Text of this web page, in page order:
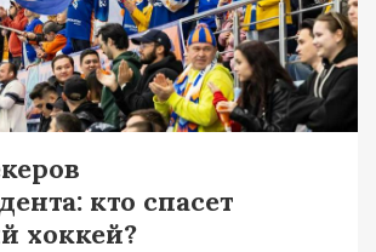
кто спасет
хоккей?